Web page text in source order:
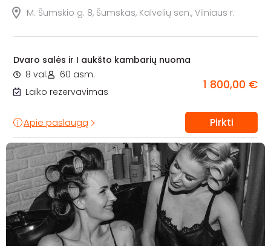
M. Šumskio g. 8, Šumskas, Kalvelių sen., Vilniaus r.
Dvaro salės ir I aukšto kambarių nuoma
8 val.
60 asm.
Laiko rezervavimas
1 800,00 €
Apie paslaugą Pirkti